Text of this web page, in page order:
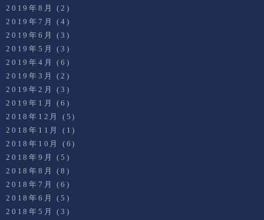
2019年8月
(2)
2019年7月
(4)
2019年6月
(3)
2019年5月
(3)
2019年4月
(6)
2019年3月
(2)
2019年2月
(3)
2019年1月
(6)
2018年12月
(5)
2018年11月
(1)
2018年10月
(6)
2018年9月
(5)
2018年8月
(8)
2018年7月
(6)
2018年6月
(5)
2018年5月
(3)